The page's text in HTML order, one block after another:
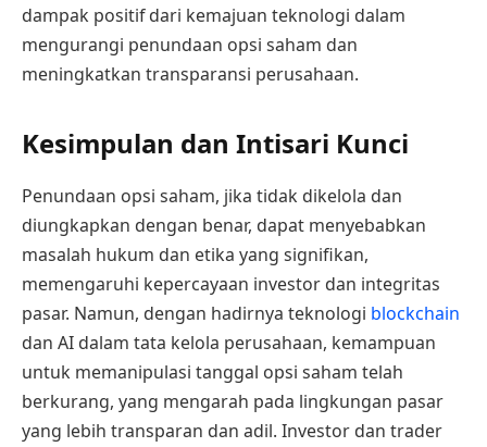
dampak positif dari kemajuan teknologi dalam
mengurangi penundaan opsi saham dan
meningkatkan transparansi perusahaan.
Kesimpulan dan Intisari Kunci
Penundaan opsi saham, jika tidak dikelola dan
diungkapkan dengan benar, dapat menyebabkan
masalah hukum dan etika yang signifikan,
memengaruhi kepercayaan investor dan integritas
pasar. Namun, dengan hadirnya teknologi blockchain
dan AI dalam tata kelola perusahaan, kemampuan
untuk memanipulasi tanggal opsi saham telah
berkurang, yang mengarah pada lingkungan pasar
yang lebih transparan dan adil. Investor dan trader